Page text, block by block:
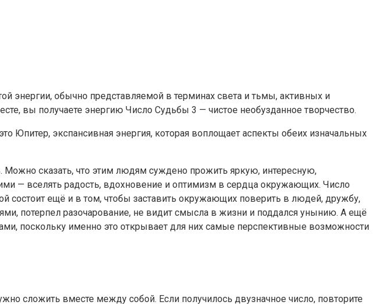
энергии, обычно представляемой в терминах света и тьмы, активных и
вы получаете энергию Число Судьбы 3 — чистое необузданное творчество.
Юпитер, экспансивная энергия, которая воплощает аспекты обеих изначальных
Можно сказать, что этим людям суждено прожить яркую, интересную,
— вселять радость, вдохновение и оптимизм в сердца окружающих. Число
состоит ещё и в том, чтобы заставить окружающих поверить в людей, дружбу,
потерпел разочарование, не видит смысла в жизни и поддался унынию. А ещё
поскольку именно это открывает для них самые перспективные возможности
сложить вместе между собой. Если получилось двузначное число, повторите